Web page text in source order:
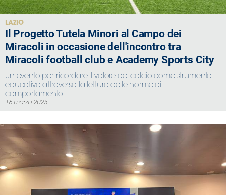
LAZIO
Il Progetto Tutela Minori al Campo dei
Miracoli in occasione dell'incontro tra
Miracoli football club e Academy Sports City
Un evento per ricordare il valore del calcio come strumento
educativo attraverso la lettura delle norme di
comportamento
18 marzo 2023